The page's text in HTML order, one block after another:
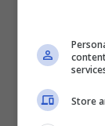
sui social
Zia Cecilia,
Store